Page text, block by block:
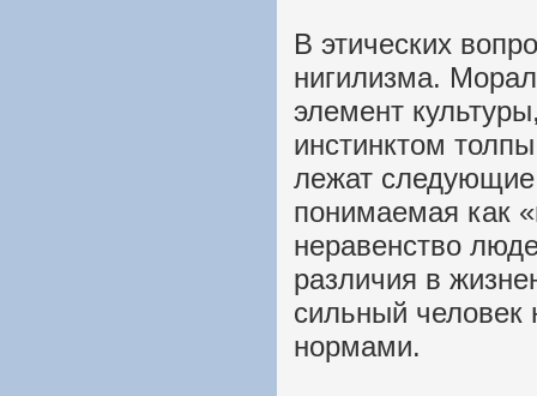
В этических
нигилизма.
элемент
инстинктом
лежат
понимаемая как
неравенство
различия в
сильный
нормами.